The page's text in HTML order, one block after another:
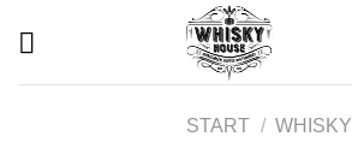
START / WHISKY